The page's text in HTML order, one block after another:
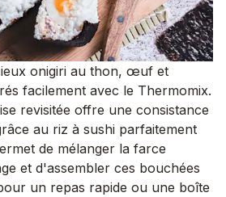
onigiri au thon, œuf et
facilement avec le Thermomix.
revisitée offre une consistance
au riz à sushi parfaitement
de mélanger la farce
et d'assembler ces bouchées
un repas rapide ou une boîte